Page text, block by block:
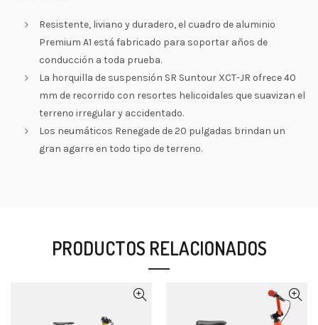
Resistente, liviano y duradero, el cuadro de aluminio
Premium A1 está fabricado para soportar años de
conducción a toda prueba.
La horquilla de suspensión SR Suntour XCT-JR ofrece 40
mm de recorrido con resortes helicoidales que suavizan el
terreno irregular y accidentado.
Los neumáticos Renegade de 20 pulgadas brindan un
gran agarre en todo tipo de terreno.
PRODUCTOS RELACIONADOS